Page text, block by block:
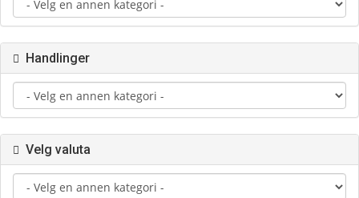
Handlinger
Velg valuta